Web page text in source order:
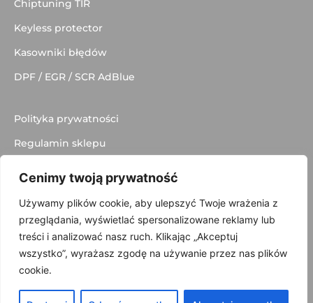
Cenimy twoją prywatność
Używamy plików cookie, aby ulepszyć Twoje wrażenia z
przeglądania, wyświetlać spersonalizowane reklamy lub
treści i analizować nasz ruch. Klikając „Akceptuj
wszystko”, wyrażasz zgodę na używanie przez nas plików
cookie.
Chiptuning TIR
Keyless protector
Kasowniki błędów
DPF / EGR / SCR AdBlue
Polityka prywatności
Regulamin sklepu
© 2025 made with